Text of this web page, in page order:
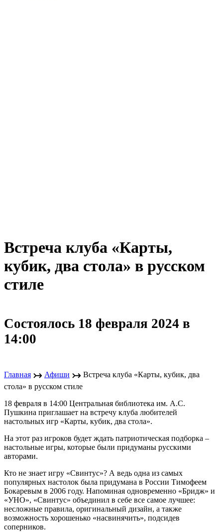
Встреча клуба «Карты,
кубик, два стола» в русском
стиле
Состоялось 18 февраля 2024 в
14:00
Главная ↣ Афиши ↣ Встреча клуба «Карты, кубик, два
стола» в русском стиле
18 февраля в 14:00 Центральная библиотека им. А.С.
Пушкина приглашает на встречу клуба любителей
настольных игр «Карты, кубик, два стола».
На этот раз игроков будет ждать патриотическая подборка –
настольные игры, которые были придуманы русскими
авторами.
Кто не знает игру «Свинтус»? А ведь одна из самых
популярных настолок была придумана в России Тимофеем
Бокаревым в 2006 году. Напоминая одновременно «Бридж» и
«УНО», «Свинтус» объединил в себе все самое лучшее:
несложные правила, оригинальный дизайн, а также
возможность хорошенько «насвинячить», подсидев
соперников.